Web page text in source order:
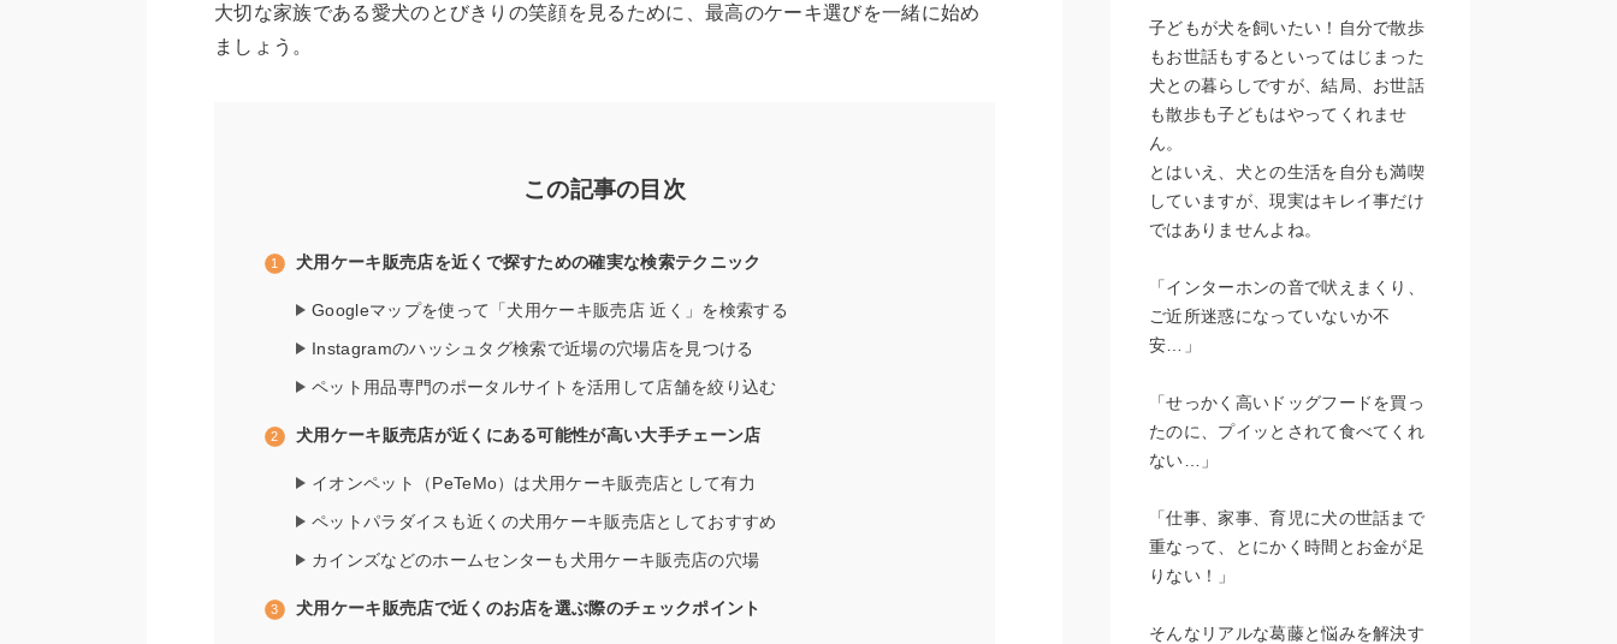
大切な家族である愛犬のとびきりの笑顔を見るために、最高のケーキ選びを一緒に始め
ましょう。
この記事の目次
犬用ケーキ販売店を近くで探すための確実な検索テクニック
Googleマップを使って「犬用ケーキ販売店 近く」を検索する
Instagramのハッシュタグ検索で近場の穴場店を見つける
ペット用品専門のポータルサイトを活用して店舗を絞り込む
犬用ケーキ販売店が近くにある可能性が高い大手チェーン店
イオンペット（PeTeMo）は犬用ケーキ販売店として有力
ペットパラダイスも近くの犬用ケーキ販売店としておすすめ
カインズなどのホームセンターも犬用ケーキ販売店の穴場
犬用ケーキ販売店で近くのお店を選ぶ際のチェックポイント
子どもが犬を飼いたい！自分で散歩
もお世話もするといってはじまった
犬との暮らしですが、結局、お世話
も散歩も子どもはやってくれませ
ん。
とはいえ、犬との生活を自分も満喫
していますが、現実はキレイ事だけ
ではありませんよね。
「インターホンの音で吠えまくり、
ご近所迷惑になっていないか不
安…」
「せっかく高いドッグフードを買っ
たのに、プイッとされて食べてくれ
ない…」
「仕事、家事、育児に犬の世話まで
重なって、とにかく時間とお金が足
りない！」
そんなリアルな葛藤と悩みを解決す